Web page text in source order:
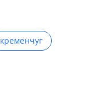
кременчуг